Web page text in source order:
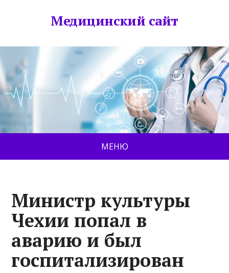
Медицинский сайт
МЕНЮ
Министр культуры
Чехии попал в
аварию и был
госпитализирован